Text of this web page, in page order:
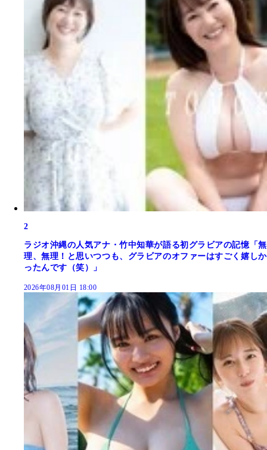
2
ラジオ沖縄の人気アナ・竹中知華が語る初グラビアの記憶「無
理、無理！と思いつつも、グラビアのオファーはすごく嬉しか
ったんです（笑）」
2026年08月01日 18:00